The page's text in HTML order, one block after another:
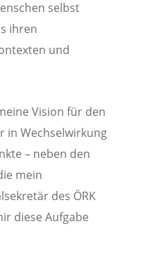
selbst
ihren
und
Vision für den
in Wechselwirkung
– neben den
mein
des ÖRK
diese Aufgabe